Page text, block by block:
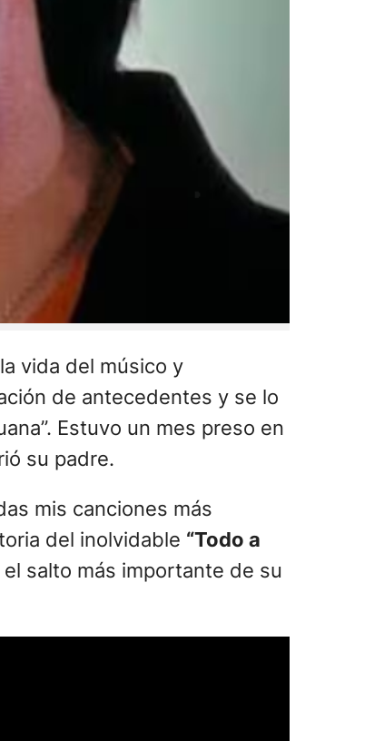
vida del músico y
de antecedentes y se lo
Estuvo un mes preso en
su padre.
mis canciones más
del inolvidable “Todo a
salto más importante de su